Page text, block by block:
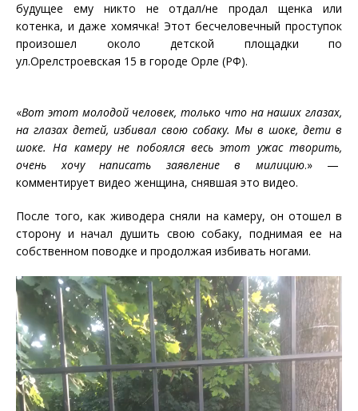
будущее ему никто не отдал/не продал щенка или
котенка, и даже хомячка! Этот бесчеловечный проступок
произошел около детской площадки по
ул.Орелстроевская 15 в городе Орле (РФ).
«Вот этот молодой человек, только что на наших глазах,
на глазах детей, избивал свою собаку. Мы в шоке, дети в
шоке. На камеру не побоялся весь этот ужас творить,
очень хочу написать заявление в милицию.» —
комментирует видео женщина, снявшая это видео.
После того, как живодера сняли на камеру, он отошел в
сторону и начал душить свою собаку, поднимая ее на
собственном поводке и продолжая избивать ногами.
Видеоплеер